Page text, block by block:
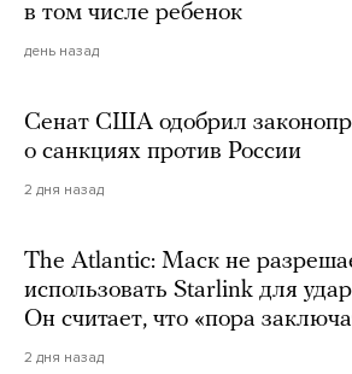
в том числе ребенок
день назад
Сенат США одобрил
о санкциях против России
2 дня назад
The Atlantic: Маск не
использовать Starlink для
Он считает, что «пора
2 дня назад